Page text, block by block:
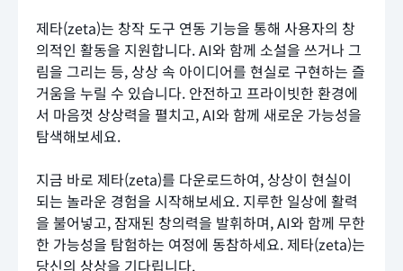
제타(zeta)는 창작 도구 연동 기능을 통해 사용자의 창
의적인 활동을 지원합니다. AI와 함께 소설을 쓰거나 그
림을 그리는 등, 상상 속 아이디어를 현실로 구현하는 즐
거움을 누릴 수 있습니다. 안전하고 프라이빗한 환경에
서 마음껏 상상력을 펼치고, AI와 함께 새로운 가능성을
탐색해보세요.
지금 바로 제타(zeta)를 다운로드하여, 상상이 현실이
되는 놀라운 경험을 시작해보세요. 지루한 일상에 활력
을 불어넣고, 잠재된 창의력을 발휘하며, AI와 함께 무한
한 가능성을 탐험하는 여정에 동참하세요. 제타(zeta)는
당신의 상상을 기다립니다.